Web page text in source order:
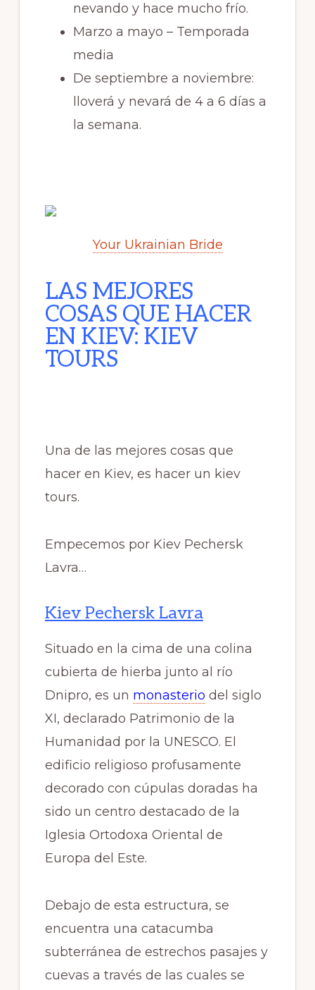
nevando y hace mucho frío.
Marzo a mayo – Temporada
media
De septiembre a noviembre:
lloverá y nevará de 4 a 6 días a
la semana.
Your Ukrainian Bride
LAS MEJORES
COSAS QUE HACER
EN KIEV: KIEV
TOURS
Una de las mejores cosas que
hacer en Kiev, es hacer un kiev
tours.
Empecemos por Kiev Pechersk
Lavra…
Kiev Pechersk Lavra
Situado en la cima de una colina
cubierta de hierba junto al río
Dnipro, es un monasterio del siglo
XI, declarado Patrimonio de la
Humanidad por la UNESCO. El
edificio religioso profusamente
decorado con cúpulas doradas ha
sido un centro destacado de la
Iglesia Ortodoxa Oriental de
Europa del Este.
Debajo de esta estructura, se
encuentra una catacumba
subterránea de estrechos pasajes y
cuevas a través de las cuales se